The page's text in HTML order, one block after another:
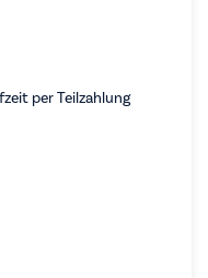
per Teilzahlung